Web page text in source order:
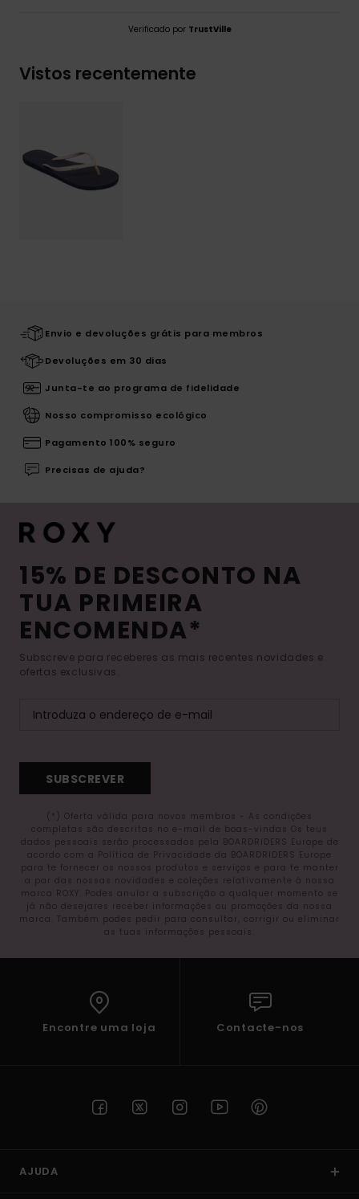
Verificado por TrustVille
Vistos recentemente
Envio e devoluções grátis para membros
Devoluções em 30 dias
Junta-te ao programa de fidelidade
Nosso compromisso ecológico
Pagamento 100% seguro
Precisas de ajuda?
15% DE DESCONTO NA
TUA PRIMEIRA
ENCOMENDA*
Subscreve para receberes as mais recentes novidades e
ofertas exclusivas.
SUBSCREVER
(*) Oferta válida para novos membros - As condições
completas são descritas no e-mail de boas-vindas Os teus
dados pessoais serão processados pela BOARDRIDERS Europe de
acordo com a Política de Privacidade da BOARDRIDERS Europe
para te fornecer os nossos produtos e serviços e para te manter
a par das nossas novidades e coleções relativamente à nossa
marca ROXY. Podes anular a subscrição a qualquer momento se
já não desejares receber informações ou promoções da nossa
marca. Também podes pedir para consultar, corrigir ou eliminar
as tuas informações pessoais.
Encontre uma loja Contacte-nos
AJUDA